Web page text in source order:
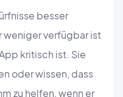
besser
weniger verfügbar ist
kritisch ist. Sie
oder wissen, dass
zu helfen, wenn er